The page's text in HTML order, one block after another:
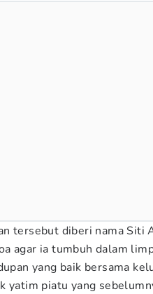
tersebut diberi nama Siti
agar ia tumbuh dalam
yang baik bersama
yatim piatu yang